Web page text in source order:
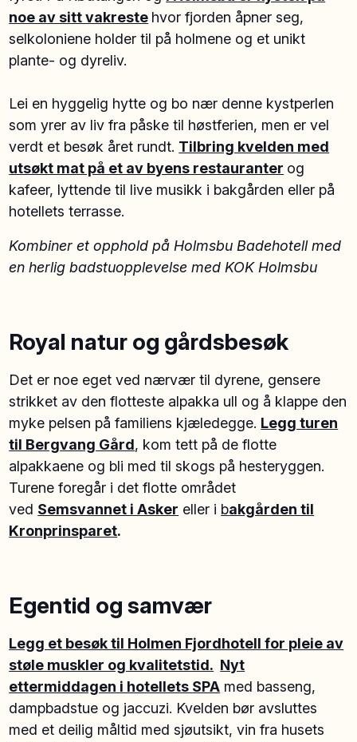
noe av sitt vakreste hvor fjorden åpner seg,
selkoloniene holder til på holmene og et unikt
plante- og dyreliv.
Lei en hyggelig hytte og bo nær denne kystperlen
som yrer av liv fra påske til høstferien, men er vel
verdt et besøk året rundt. Tilbring kvelden med
utsøkt mat på et av byens restauranter og
kafeer, lyttende til live musikk i bakgården eller på
hotellets terrasse.
Kombiner et opphold på Holmsbu Badehotell med
en herlig badstuopplevelse med KOK Holmsbu
Royal natur og gårdsbesøk
Det er noe eget ved nærvær til dyrene, gensere
strikket av den flotteste alpakka ull og å klappe den
myke pelsen på familiens kjæledegge. Legg turen
til Bergvang Gård, kom tett på de flotte
alpakkaene og bli med til skogs på hesteryggen.
Turene foregår i det flotte området
ved Semsvannet i Asker eller i bakgården til
Kronprinsparet.
Egentid og samvær
Legg et besøk til Holmen Fjordhotell for pleie av
støle muskler og kvalitetstid. Nyt
ettermiddagen i hotellets SPA med basseng,
dampbadstue og jaccuzi. Kvelden bør avsluttes
med et deilig måltid med sjøutsikt, vin fra husets